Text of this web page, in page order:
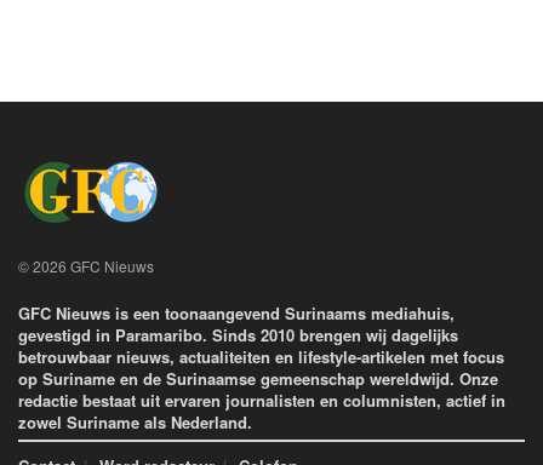
© 2026 GFC Nieuws
GFC Nieuws is een toonaangevend Surinaams mediahuis,
gevestigd in Paramaribo. Sinds 2010 brengen wij dagelijks
betrouwbaar nieuws, actualiteiten en lifestyle-artikelen met focus
op Suriname en de Surinaamse gemeenschap wereldwijd. Onze
redactie bestaat uit ervaren journalisten en columnisten, actief in
zowel Suriname als Nederland.